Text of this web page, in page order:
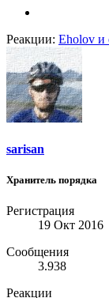
Реакции: Eholov и
sarisan
Хранитель порядка
Регистрация
19 Окт 2016
Сообщения
3.938
Реакции